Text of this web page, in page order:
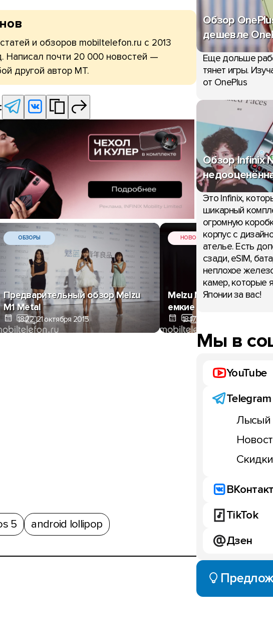
и обзоров mobiltelefon.ru с 2013
Написал почти 20 000 новостей —
другой автор МТ.
ОБЗОРЫ
Предварительный обзор Meizu
M1 Metal
18:22, 21 октября 2015
НОВОСТИ
Meizu M8 и M10 –
емкие внешние
18:17, 21 октября 2015
5 android lollipop
Обзор
дешевле
Еще дольше
тянет игры.
от OnePlus
Обзор Infinix
Это Infinix,
шикарный
огромную
корпус с
ателье. Есть
сзади, eSIM,
неплохое
камер, которые
Японии за вас!
Мы в
YouTube
Telegram
Лысый
Скидки
TikTok
Дзен